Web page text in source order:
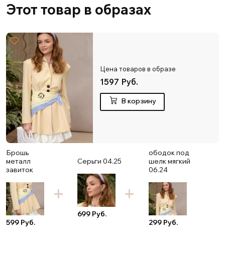
Этот товар в образах
Цена товаров в образе
1597 Руб.
В корзину
Брошь
металл
завиток
599 Руб.
Серьги 04.25
699 Руб.
ободок под
шелк мягкий
06.24
299 Руб.